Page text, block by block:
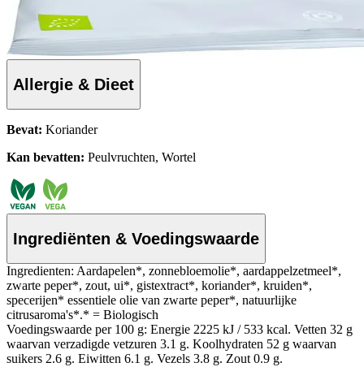
Allergie & Dieet
Bevat: Koriander
Kan bevatten: Peulvruchten, Wortel
Ingrediënten & Voedingswaarde
Ingredienten: Aardapelen*, zonnebloemolie*, aardappelzetmeel*,
zwarte peper*, zout, ui*, gistextract*, koriander*, kruiden*,
specerijen* essentiele olie van zwarte peper*, natuurlijke
citrusaroma's*.* = Biologisch
Voedingswaarde per 100 g: Energie 2225 kJ / 533 kcal. Vetten 32 g
waarvan verzadigde vetzuren 3.1 g. Koolhydraten 52 g waarvan
suikers 2.6 g. Eiwitten 6.1 g. Vezels 3.8 g. Zout 0.9 g.